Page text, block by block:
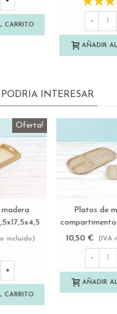
CARRITO -
AÑADIR
INTERESAR
pino
c/asas
incluido)
CARRITO
Ver
Caja Cesta
36,5x18x25
13,85 € (IVA
-
AÑADIR